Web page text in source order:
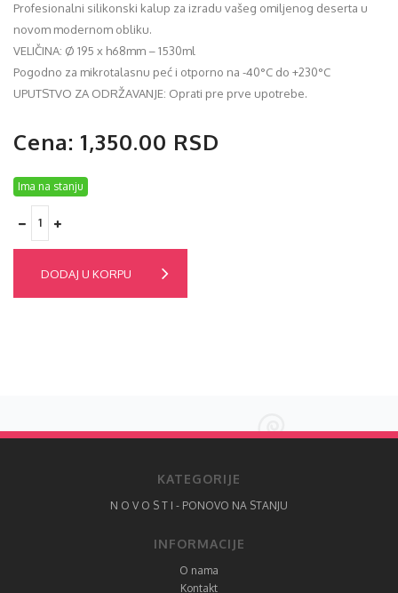
Profesionalni silikonski kalup za izradu vašeg omiljenog deserta u
novom modernom obliku.
VELIČINA: Ø 195 x h68mm – 1530ml
Pogodno za mikrotalasnu peć i otporno na -40°C do +230°C
UPUTSTVO ZA ODRŽAVANJE: Oprati pre prve upotrebe.
Cena: 1,350.00 RSD
Ima na stanju
DODAJ U KORPU
KATEGORIJE
N O V O S T I - PONOVO NA STANJU
INFORMACIJE
O nama
Kontakt